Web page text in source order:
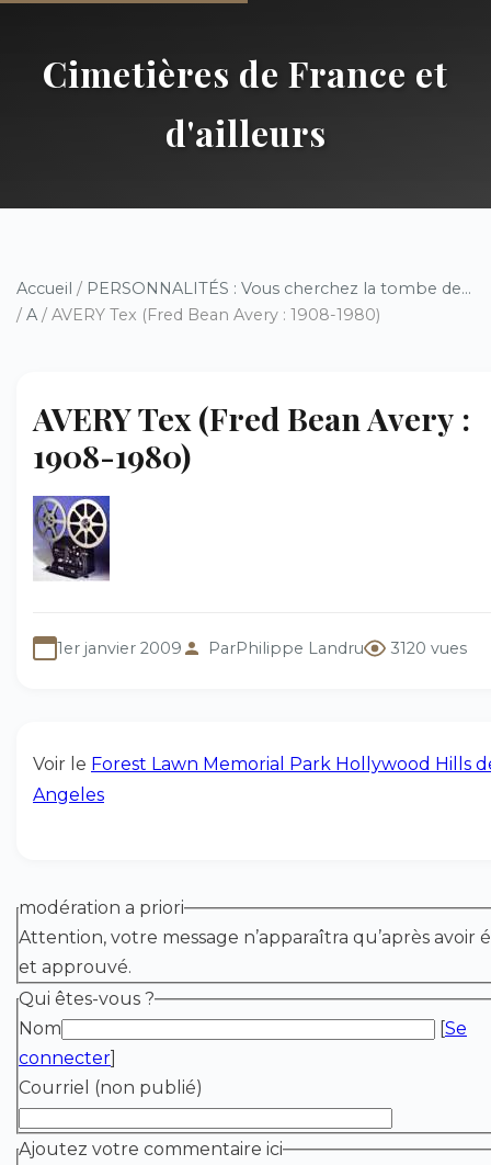
Cimetières de France et
d'ailleurs
Accueil / PERSONNALITÉS : Vous cherchez la tombe de...
/ A / AVERY Tex (Fred Bean Avery : 1908-1980)
AVERY Tex (Fred Bean Avery :
1908-1980)
1er janvier 2009 ParPhilippe Landru 3120 vues
Voir le Forest Lawn Memorial Park Hollywood Hills
Angeles
modération a priori
Attention, votre message n’apparaîtra qu’après avoir
et approuvé.
Qui êtes-vous ?
Nom
[Se
connecter]
Courriel (non publié)
Ajoutez votre commentaire ici